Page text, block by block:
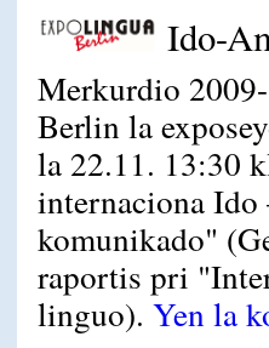
Ido-
Merkurdio
Berlin la
la 22.11. 13:30
internaciona Ido
komunikado"
raportis pri
linguo). Yen la